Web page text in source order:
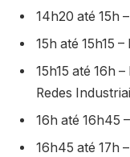
14h20 até 15h
15h até 15h15
15h15 até 16h
Redes
16h até 16h45
16h45 até 17h